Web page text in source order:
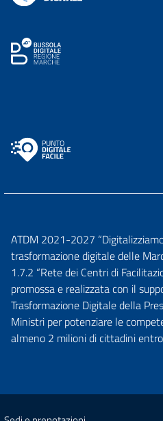
ATDM 2021-2027
trasformazione digitale delle
1.7.2 “Rete dei Centri di
promossa e realizzata con il
Trasformazione Digitale della
Ministri per potenziare le
almeno 2 milioni di cittadini